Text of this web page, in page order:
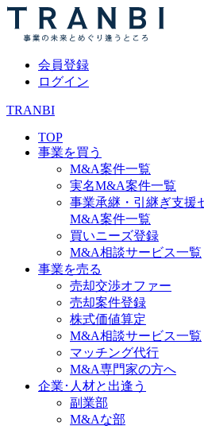
会員登録
ログイン
TRANBI
TOP
事業を買う
M&A案件一覧
実名M&A案件一覧
事業承継・引継ぎ支援
M&A案件一覧
買いニーズ登録
M&A相談サービス一覧
事業を売る
売却交渉オファー
売却案件登録
株式価値算定
M&A相談サービス一覧
マッチング代行
M&A専門家の方へ
企業･人材と出逢う
副業部
M&Aな部